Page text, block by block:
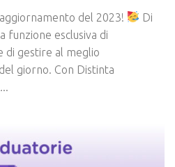
del 2023!
Di
funzione esclusiva di
di gestire al meglio
giorno. Con Distinta